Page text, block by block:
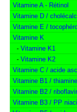
Vitamine A - Rétinol
Vitamine D /
Vitamine E /
Vitamine K
- Vitamine K1
- Vitamine K2
Vitamine C / acide
Vitamine B1 / thiamine
Vitamine B2 /
Vitamine B3 / PP